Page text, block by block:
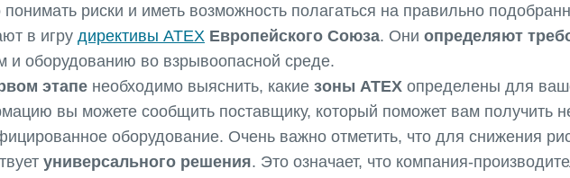
риски и иметь возможность полагаться на правильно
в игру директивы ATEX Европейского Союза. Они определяют
и оборудованию во взрывоопасной среде.
этапе необходимо выяснить, какие зоны ATEX определены для
вы можете сообщить поставщику, который поможет вам получить
оборудование. Очень важно отметить, что для снижения
универсального решения. Это означает, что компания-